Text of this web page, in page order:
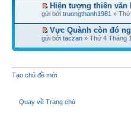
Hiện tượng thiên văn
gửi bởi truongthanh1981 » Thứ
Vực Quành còn đó
gửi bởi taczan » Thứ 4 Tháng
Tạo chủ đề mới
Quay về Trang chủ